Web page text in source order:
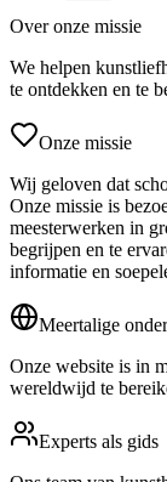
Over onze missie
We helpen
te ontdekken en te
Onze missie
Wij geloven dat
Onze missie is
meesterwerken in
begrijpen en te
informatie en
Meertalige
Onze website is in
wereldwijd te
Experts als gids